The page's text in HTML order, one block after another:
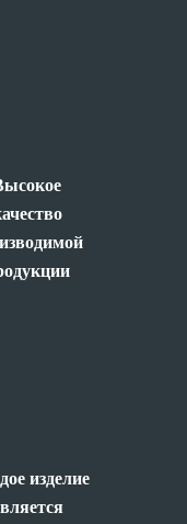
изделие